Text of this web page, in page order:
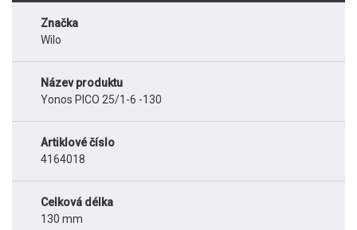
Značka
Wilo
Název produktu
Yonos PICO 25/1-6 -130
Artiklové číslo
4164018
Celková délka
130 mm